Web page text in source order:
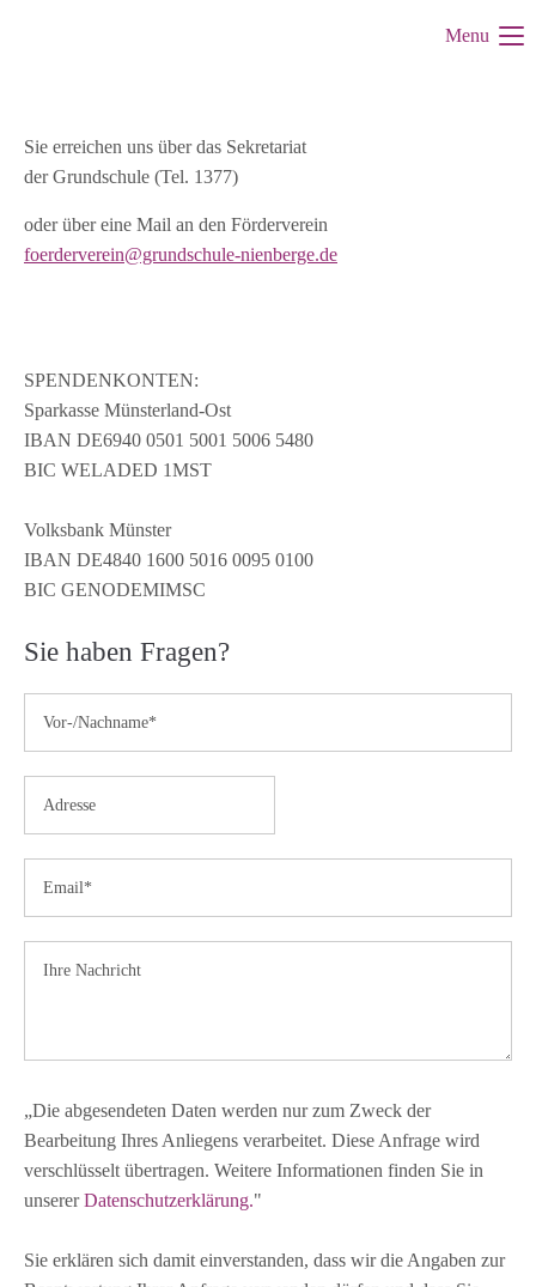
Menu
Sie erreichen uns über das Sekretariat
der Grundschule (Tel. 1377)
oder über eine Mail an den Förderverein
foerderverein@grundschule-nienberge.de
SPENDENKONTEN:
Sparkasse Münsterland-Ost
IBAN DE6940 0501 5001 5006 5480
BIC WELADED 1MST
Volksbank Münster
IBAN DE4840 1600 5016 0095 0100
BIC GENODEMIMSC
Sie haben Fragen?
„Die abgesendeten Daten werden nur zum Zweck der
Bearbeitung Ihres Anliegens verarbeitet. Diese Anfrage wird
verschlüsselt übertragen. Weitere Informationen finden Sie in
unsererDatenschutzerklärung."
Sie erklären sich damit einverstanden, dass wir die Angaben zur